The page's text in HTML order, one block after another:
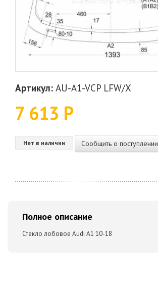
Артикул: AU-A1-VCP LFW/X
7 613 Р
Нет в наличии Сообщить о поступлении
Полное описание
Стекло лобовое Audi A1 10-18